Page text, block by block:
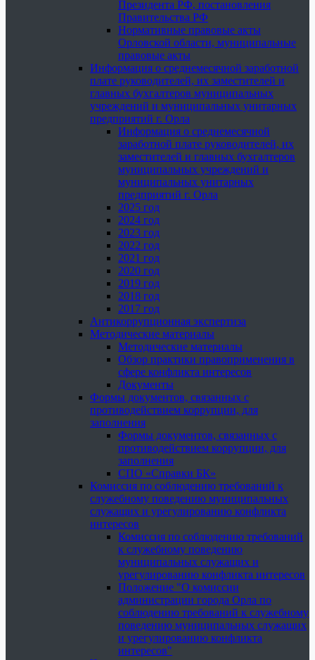
Президента РФ, постановления
Правительства РФ
Нормативные правовые акты
Орловской области, муниципальные
правовые акты
Информация о среднемесячной заработной
плате руководителей, их заместителей и
главных бухгалтеров муниципальных
учреждений и муниципальных унитарных
предприятий г. Орла
Информация о среднемесячной
заработной плате руководителей, их
заместителей и главных бухгалтеров
муниципальных учреждений и
муниципальных унитарных
предприятий г. Орла
2025 год
2024 год
2023 год
2022 год
2021 год
2020 год
2019 год
2018 год
2017 год
Антикоррупционная экспертиза
Методические материалы
Методические материалы
Обзор практики правоприменения в
сфере конфликта интересов
Документы
Формы документов, связанных с
противодействием коррупции, для
заполнения
Формы документов, связанных с
противодействием коррупции, для
заполнения
СПО «Справки БК»
Комиссия по соблюдению требований к
служебному поведению муниципальных
служащих и урегулированию конфликта
интересов
Комиссия по соблюдению требований
к служебному поведению
муниципальных служащих и
урегулированию конфликта интересов
Положение "О комиссии
администрации города Орла по
соблюдению требований к служебному
поведению муниципальных служащих
и урегулированию конфликта
интересов"